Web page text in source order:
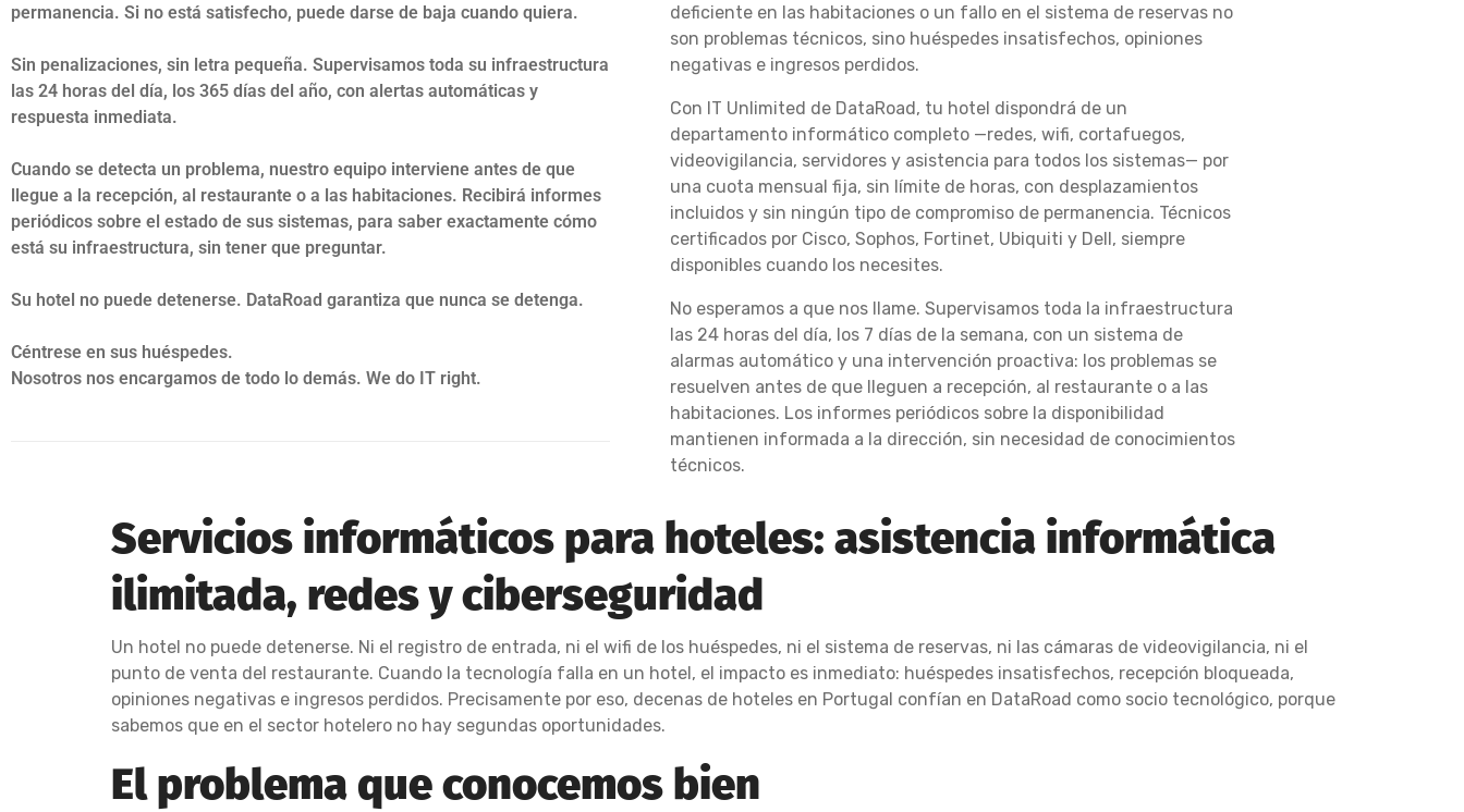
permanencia. Si no está satisfecho, puede darse de baja cuando quiera.
Sin penalizaciones, sin letra pequeña. Supervisamos toda su infraestructura
las 24 horas del día, los 365 días del año, con alertas automáticas y
respuesta inmediata.
Cuando se detecta un problema, nuestro equipo interviene antes de que
llegue a la recepción, al restaurante o a las habitaciones. Recibirá informes
periódicos sobre el estado de sus sistemas, para saber exactamente cómo
está su infraestructura, sin tener que preguntar.
Su hotel no puede detenerse. DataRoad garantiza que nunca se detenga.
Céntrese en sus huéspedes.
Nosotros nos encargamos de todo lo demás. We do IT right.
deficiente en las habitaciones o un fallo en el sistema de reservas no
son problemas técnicos, sino huéspedes insatisfechos, opiniones
negativas e ingresos perdidos.
Con IT Unlimited de DataRoad, tu hotel dispondrá de un
departamento informático completo —redes, wifi, cortafuegos,
videovigilancia, servidores y asistencia para todos los sistemas— por
una cuota mensual fija, sin límite de horas, con desplazamientos
incluidos y sin ningún tipo de compromiso de permanencia. Técnicos
certificados por Cisco, Sophos, Fortinet, Ubiquiti y Dell, siempre
disponibles cuando los necesites.
No esperamos a que nos llame. Supervisamos toda la infraestructura
las 24 horas del día, los 7 días de la semana, con un sistema de
alarmas automático y una intervención proactiva: los problemas se
resuelven antes de que lleguen a recepción, al restaurante o a las
habitaciones. Los informes periódicos sobre la disponibilidad
mantienen informada a la dirección, sin necesidad de conocimientos
técnicos.
Servicios informáticos para hoteles: asistencia informática
ilimitada, redes y ciberseguridad
Un hotel no puede detenerse. Ni el registro de entrada, ni el wifi de los huéspedes, ni el sistema de reservas, ni las cámaras de videovigilancia, ni el
punto de venta del restaurante. Cuando la tecnología falla en un hotel, el impacto es inmediato: huéspedes insatisfechos, recepción bloqueada,
opiniones negativas e ingresos perdidos. Precisamente por eso, decenas de hoteles en Portugal confían en DataRoad como socio tecnológico, porque
sabemos que en el sector hotelero no hay segundas oportunidades.
El problema que conocemos bien